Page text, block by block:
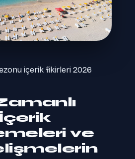
içerik fikirleri 2026
ve